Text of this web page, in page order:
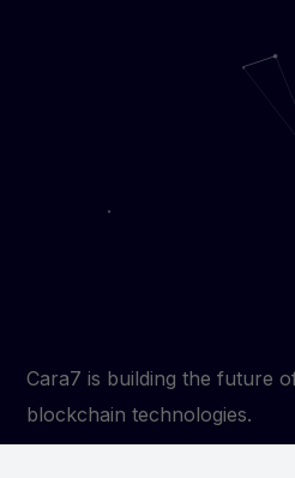
Cara7 is building the future
blockchain technologies.